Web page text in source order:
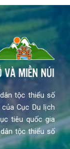
tộc thiểu số
Cục Du lịch
tiêu quốc gia
tộc thiểu số